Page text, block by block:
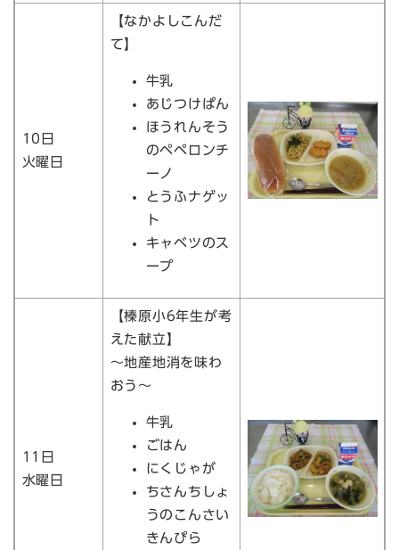
10日
火曜日
【なかよしこんだ
て】
牛乳
あじつけぱん
ほうれんそう
のペペロンチ
ーノ
とうふナゲッ
ト
キャベツのス
ープ
11日
水曜日
【榛原小6年生が考
えた献立】
～地産地消を味わ
おう～
牛乳
ごはん
にくじゃが
ちさんちしょ
うのこんさい
きんぴら